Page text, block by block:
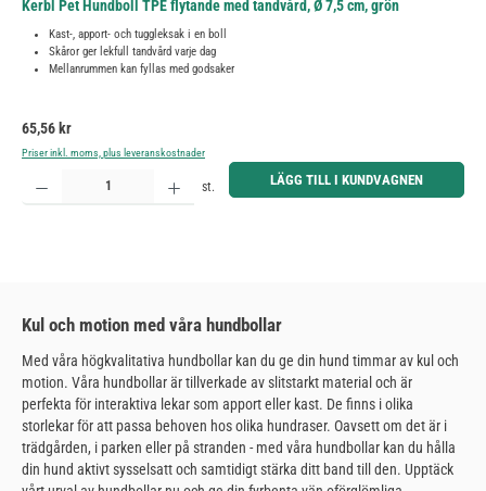
Kerbl Pet Hundboll TPE flytande med tandvård, Ø 7,5 cm, grön
Kast-, apport- och tuggleksak i en boll
Skåror ger lekfull tandvård varje dag
Mellanrummen kan fyllas med godsaker
Ordinarie pris:
65,56 kr
Priser inkl. moms, plus leveranskostnader
Produktkvantitet: Ange önskat belopp eller använd knapparna för att öka eller minska kvantiteten.
st. LÄGG TILL I KUNDVAGNEN
Kul och motion med våra hundbollar
Med våra högkvalitativa hundbollar kan du ge din hund timmar av kul och
motion. Våra hundbollar är tillverkade av slitstarkt material och är
perfekta för interaktiva lekar som apport eller kast. De finns i olika
storlekar för att passa behoven hos olika hundraser. Oavsett om det är i
trädgården, i parken eller på stranden - med våra hundbollar kan du hålla
din hund aktivt sysselsatt och samtidigt stärka ditt band till den. Upptäck